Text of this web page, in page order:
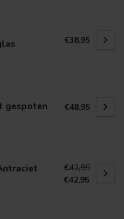
€38,95
gespoten €48,95
€43,95
€42,95